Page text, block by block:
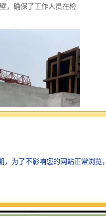
，确保了工作人员在检